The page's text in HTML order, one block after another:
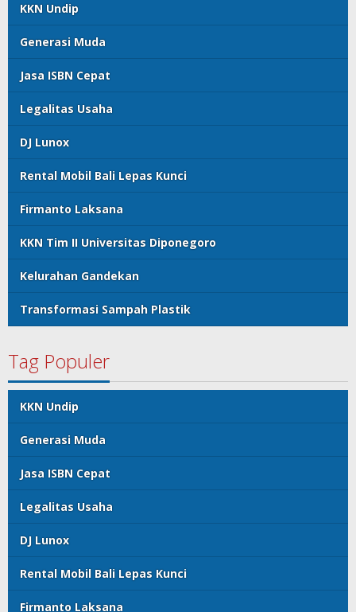
KKN Undip
Generasi Muda
Jasa ISBN Cepat
Legalitas Usaha
DJ Lunox
Rental Mobil Bali Lepas Kunci
Firmanto Laksana
KKN Tim II Universitas Diponegoro
Kelurahan Gandekan
Transformasi Sampah Plastik
Tag Populer
KKN Undip
Generasi Muda
Jasa ISBN Cepat
Legalitas Usaha
DJ Lunox
Rental Mobil Bali Lepas Kunci
Firmanto Laksana